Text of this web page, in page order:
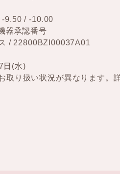
9.50 / -10.00
器承認番号
/ 22800BZI00037A01
日(水)
取り扱い状況が異なります。